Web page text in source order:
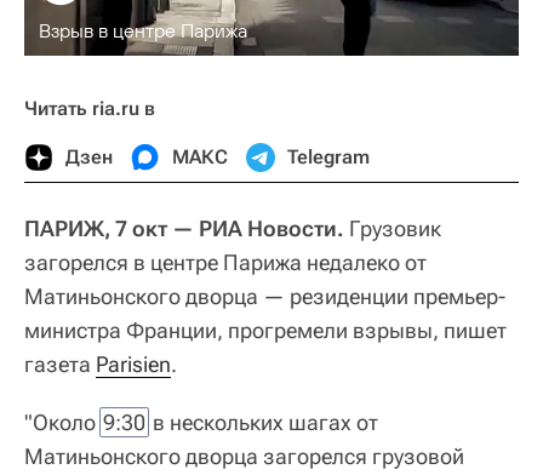
Взрыв в центре Парижа
Читать ria.ru в
Дзен МАКС Telegram
ПАРИЖ, 7 окт — РИА Новости. Грузовик
загорелся в центре Парижа недалеко от
Матиньонского дворца — резиденции премьер-
министра Франции, прогремели взрывы, пишет
газета Parisien.
"Около 9:30 в нескольких шагах от
Матиньонского дворца загорелся грузовой